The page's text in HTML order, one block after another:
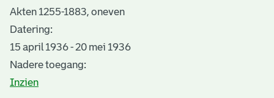
Akten 1255-1883, oneven
Datering:
15 april 1936 - 20 mei 1936
Nadere toegang:
Inzien